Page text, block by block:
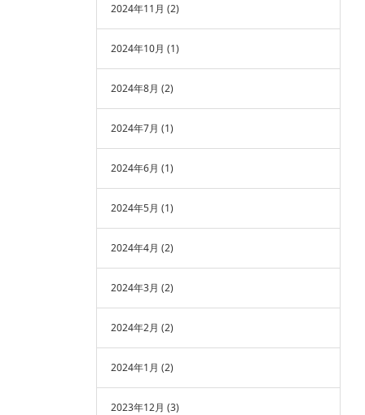
2024年11月 (2)
2024年10月 (1)
2024年8月 (2)
2024年7月 (1)
2024年6月 (1)
2024年5月 (1)
2024年4月 (2)
2024年3月 (2)
2024年2月 (2)
2024年1月 (2)
2023年12月 (3)